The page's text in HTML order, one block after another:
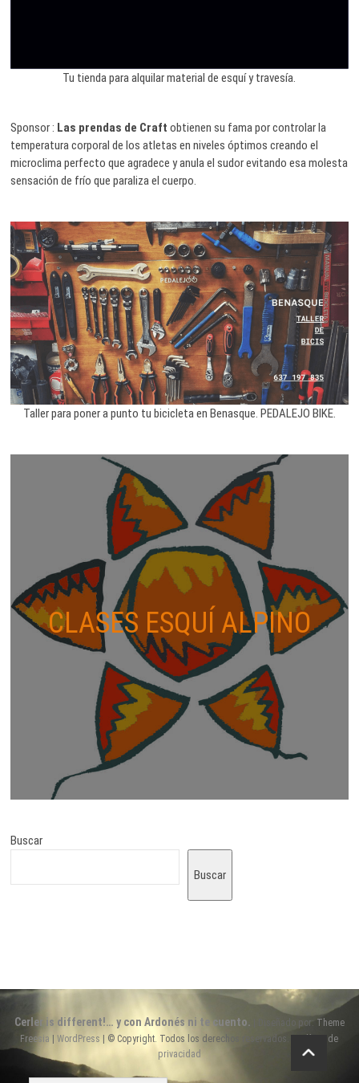
Tu tienda para alquilar material de esquí y travesía.
Sponsor : Las prendas de Craft obtienen su fama por controlar la
temperatura corporal de los atletas en niveles óptimos creando el
microclima perfecto que agradece y anula el sudor evitando esa molesta
sensación de frío que paraliza el cuerpo.
Taller para poner a punto tu bicicleta en Benasque. PEDALEJO BIKE.
CLASES ESQUÍ ALPINO
Buscar
Buscar
Cerler is different!… y con Ardonés ni te cuento. | Diseñado por: Theme
Freesia
|WordPress | © Copyright. Todos los derechos reservados. |
Política de
privacidad